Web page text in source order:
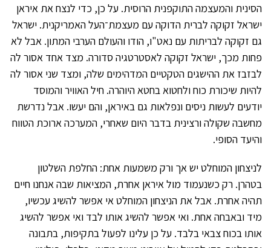
הסינית והמעצמה התוקפנית הרוסית. על כן, כדי לנצח את איראן
ישראל זקוקה לברית הדוקה עם מעצמת־העל האמריקנית. ישראל
גם זקוקה לבריתות עם נאט"ו, הודו והעולם הערבי המתון. אבל לא
פחות מכך, ישראל זקוקה לאסטרטגיה סדורה. מצד אחד אסור לה
לבזבז את ההישגים הטקטיים המדהימים שלה, ומצד שני אסור לה
להיות שיכורת כוח ולחטוא בחטא היוהרה. חיל האוויר והמוסד
יודעים לעשות ניסים ונפלאות גם באיראן, והם יעשו. אבל נדרשת
מחשבה שקולה ורצינית בדבר היום שאחרי, המערכה ארוכת הטווח
והיעד הסופי.
לניצחון המוחלט יש אך ורק משמעות אחת: החלפת השלטון
בטהרן. רק כשנעמוד מול איראן אחרת, המציאות שבה אנחנו חיים
תהיה אחרת. אבל את הניצחון המוחלט אי אפשר להשיג עכשיו,
מיד ובאבחה אחת. ואי אפשר להשיג אותו לבד ואי אפשר להשיג
אותו בכוח צבאי בלבד. על כן עלינו לפעול בתקיפות, בתבונה